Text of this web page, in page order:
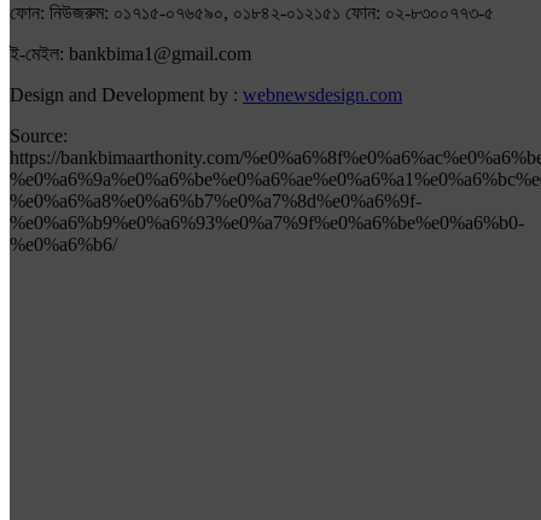
ফোন: নিউজরুম: ০১৭১৫-০৭৬৫৯০, ০১৮৪২-০১২১৫১ ফোন: ০২-৮৩০০৭৭৩-৫
ই-মেইল: bankbima1@gmail.com
Design and Development by : webnewsdesign.com
Source:
https://bankbimaarthonity.com/
%e0%a6%a8%e0%a6%b7%e0%a7%8d%e0%a6%9f-
%e0%a6%b9%e0%a6%93%e0%a7%9f%e0%a6%be%e0%a6%b0-
%e0%a6%b6/